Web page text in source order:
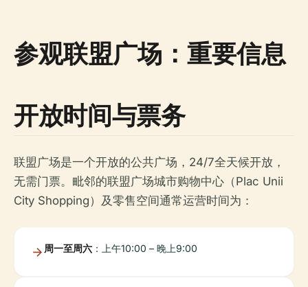
参观联盟广场：重要信息
开放时间与票务
联盟广场是一个开放的公共广场，24/7全天候开放，
无需门票。毗邻的联盟广场城市购物中心（Plac Unii
City Shopping）及零售空间通常运营时间为：
周一至周六 ：上午10:00 – 晚上9:00